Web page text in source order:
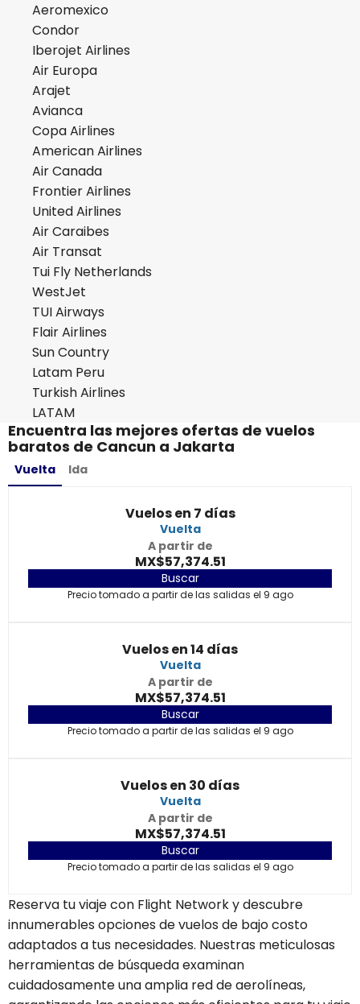
Aeromexico
Condor
Iberojet Airlines
Air Europa
Arajet
Avianca
Copa Airlines
American Airlines
Air Canada
Frontier Airlines
United Airlines
Air Caraibes
Air Transat
Tui Fly Netherlands
WestJet
TUI Airways
Flair Airlines
Sun Country
Latam Peru
Turkish Airlines
LATAM
Encuentra las mejores ofertas de vuelos
baratos de Cancun a Jakarta
Vuelta Ida
Vuelos en 7 días
Vuelta
A partir de
MX$57,374.51
Buscar
Precio tomado a partir de las salidas el 9 ago
Vuelos en 14 días
Vuelta
A partir de
MX$57,374.51
Buscar
Precio tomado a partir de las salidas el 9 ago
Vuelos en 30 días
Vuelta
A partir de
MX$57,374.51
Buscar
Precio tomado a partir de las salidas el 9 ago
Reserva tu viaje con Flight Network y descubre
innumerables opciones de vuelos de bajo costo
adaptados a tus necesidades. Nuestras meticulosas
herramientas de búsqueda examinan
cuidadosamente una amplia red de aerolíneas,